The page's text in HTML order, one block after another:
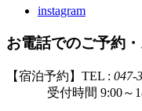
instagram
お電話でのご予約
【宿泊予約】TEL : 047-
受付時間 9:00～